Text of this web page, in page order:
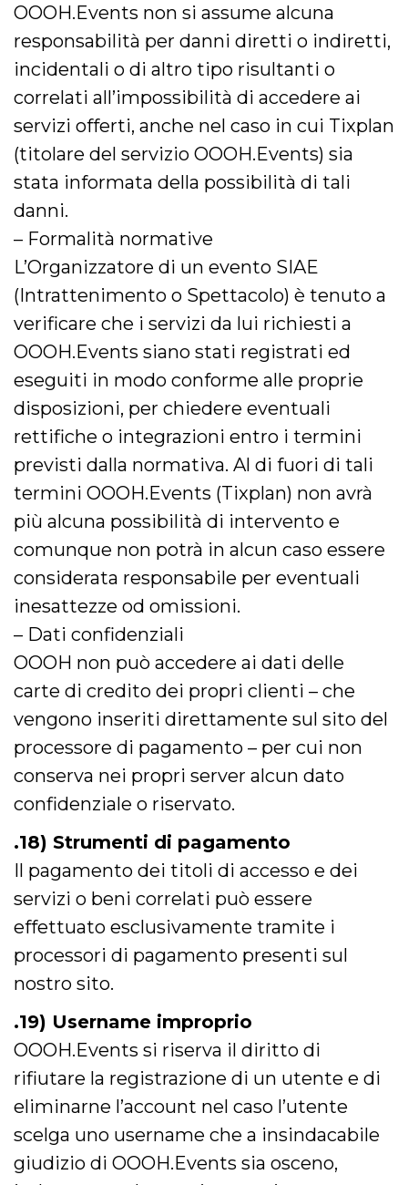
OOOH.Events non si assume alcuna
responsabilità per danni diretti o indiretti,
incidentali o di altro tipo risultanti o
correlati all’impossibilità di accedere ai
servizi offerti, anche nel caso in cui Tixplan
(titolare del servizio OOOH.Events) sia
stata informata della possibilità di tali
danni.
– Formalità normative
L’Organizzatore di un evento SIAE
(Intrattenimento o Spettacolo) è tenuto a
verificare che i servizi da lui richiesti a
OOOH.Events siano stati registrati ed
eseguiti in modo conforme alle proprie
disposizioni, per chiedere eventuali
rettifiche o integrazioni entro i termini
previsti dalla normativa. Al di fuori di tali
termini OOOH.Events (Tixplan) non avrà
più alcuna possibilità di intervento e
comunque non potrà in alcun caso essere
considerata responsabile per eventuali
inesattezze od omissioni.
– Dati confidenziali
OOOH non può accedere ai dati delle
carte di credito dei propri clienti – che
vengono inseriti direttamente sul sito del
processore di pagamento – per cui non
conserva nei propri server alcun dato
confidenziale o riservato.
.18) Strumenti di pagamento
Il pagamento dei titoli di accesso e dei
servizi o beni correlati può essere
effettuato esclusivamente tramite i
processori di pagamento presenti sul
nostro sito.
.19) Username improprio
OOOH.Events si riserva il diritto di
rifiutare la registrazione di un utente e di
eliminarne l’account nel caso l’utente
scelga uno username che a insindacabile
giudizio di OOOH.Events sia osceno,